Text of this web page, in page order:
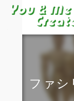
ファシ